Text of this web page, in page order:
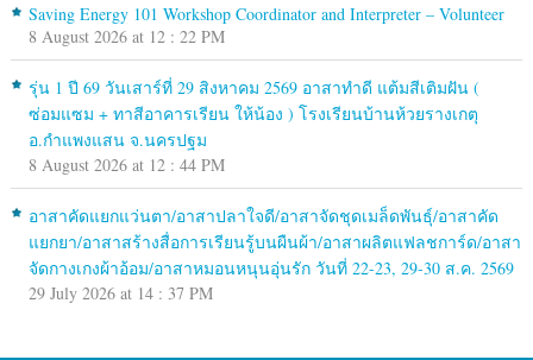
Saving Energy 101 Workshop Coordinator and Interpreter – Volunteer
8 August 2026 at 12 : 22 PM
รุ่น 1 ปี 69 วันเสาร์ที่ 29 สิงหาคม 2569 อาสาทำดี แต้มสีเติมฝัน (
ซ่อมแซม + ทาสีอาคารเรียน ให้น้อง ) โรงเรียนบ้านห้วยรางเกตุ
อ.กำแพงแสน จ.นครปฐม
8 August 2026 at 12 : 44 PM
อาสาคัดแยกแว่นตา/อาสาปลาใจดี/อาสาจัดชุดเมล็ดพันธุ์/อาสาคัด
แยกยา/อาสาสร้างสื่อการเรียนรู้บนผืนผ้า/อาสาผลิตแฟลชการ์ด/อาสา
จัดกางเกงผ้าอ้อม/อาสาหมอนหนุนอุ่นรัก วันที่ 22-23, 29-30 ส.ค. 2569
29 July 2026 at 14 : 37 PM